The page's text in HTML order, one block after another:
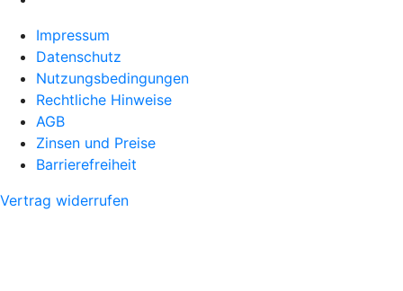
Impressum
Datenschutz
Nutzungsbedingungen
Rechtliche Hinweise
AGB
Zinsen und Preise
Barrierefreiheit
Vertrag widerrufen